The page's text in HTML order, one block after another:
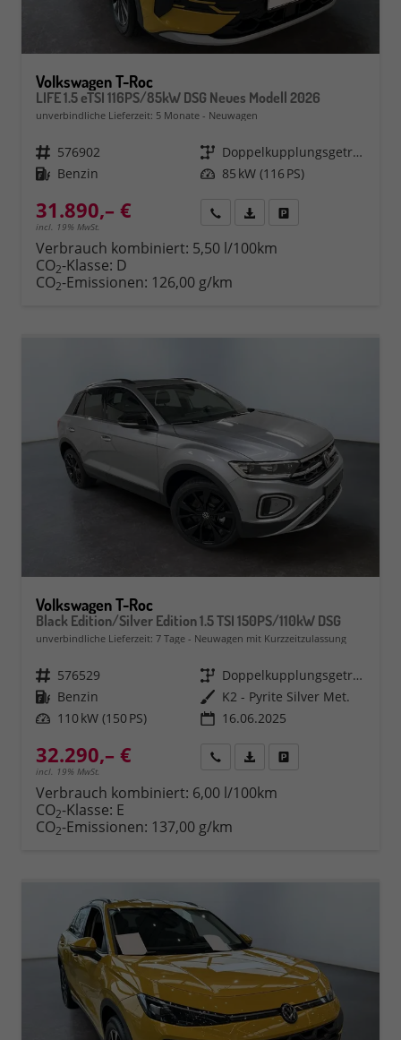
Volkswagen T-Roc
LIFE 1.5 eTSI 116PS/85kW DSG Neues Modell 2026
unverbindliche Lieferzeit: 5 Monate Neuwagen
Fahrzeugnr. 576902 Getriebe
Doppelkupplungsgetriebe (DSG)
Kraftstoff Benzin Leistung 85 kW (116 PS)
31.890,– €
incl. 19% MwSt.
Rückruf PDF-Datei, Fahrzeugexposé
Verbrauch kombiniert: 5,50 l/100km
CO2-Klasse: D
CO2-Emissionen: 126,00 g/km
Volkswagen T-Roc
Black Edition/Silver Edition 1.5 TSI 150PS/110kW DSG
unverbindliche Lieferzeit: 7 Tage Neuwagen mit Kurzzeitzulassung
Fahrzeugnr. 576529 Getriebe
Doppelkupplungsgetriebe (DSG)
Kraftstoff Benzin Außenfarbe K2 - Pyrite Silver Met.
Leistung 110 kW (150 PS) 16.06.2025
32.290,– €
incl. 19% MwSt.
Rückruf PDF-Datei, Fahrzeugexposé
Verbrauch kombiniert: 6,00 l/100km
CO2-Klasse: E
CO2-Emissionen: 137,00 g/km